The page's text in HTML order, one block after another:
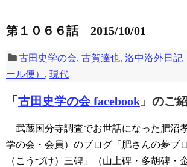
第１０６６話 2015/10/01
古田史学の会, 古賀達也, 洛中洛外日記
ール便） , 現代
「 古田史学の会 facebook 」のご
武蔵国分寺調査でお世話になった肥沼
学の会・会員）のブログ「肥さんの夢ブ
（こうづけ）三碑」（山上碑・多胡碑・